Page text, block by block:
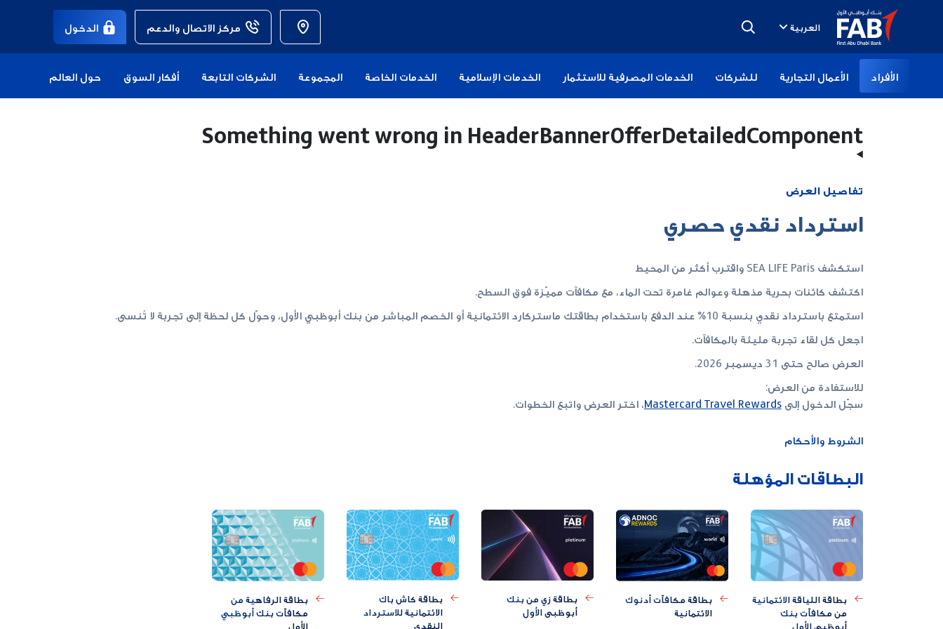
العربية مركز الاتصال والدعم الدخول
الأفراد الأعمال التجارية للشركات الخدمات المصرفية للاستثمار الخدمات الإسلامية الخدمات الخاصة المجموعة الشركات التابعة أفكار السوق حول العالم
Something went wrong in HeaderBannerOfferDetailedComponent
تفاصيل العرض
استرداد نقدي حصري
استكشف SEA LIFE Paris واقترب أكثر من المحيط
اكتشف كائنات بحرية مذهلة وعوالم غامرة تحت الماء، مع مكافآت مميّزة فوق السطح.
استمتع باسترداد نقدي بنسبة 10% عند الدفع باستخدام بطاقتك ماستركارد الائتمانية أو الخصم المباشر من بنك أبوظبي الأول، وحوّل كل لحظة إلى تجربة لا تُنسى.
اجعل كل لقاء تجربة مليئة بالمكافآت.
العرض صالح حتى 31 ديسمبر 2026.
للاستفادة من العرض:
سجّل الدخول إلىMastercard Travel Rewards، اختر العرض واتبع الخطوات.
الشروط والأحكام
البطاقات المؤهلة
بطاقة اللياقة الائتمانية
من مكافآت بنك
أبوظبي الأول
بطاقة مكافآت أدنوك
الائتمانية
بطاقة زي من بنك
أبوظبي الأول
بطاقة كاش باك
الائتمانية للاسترداد
النقدي
بطاقة الرفاهية من
مكافآت بنك أبوظبي
الأول